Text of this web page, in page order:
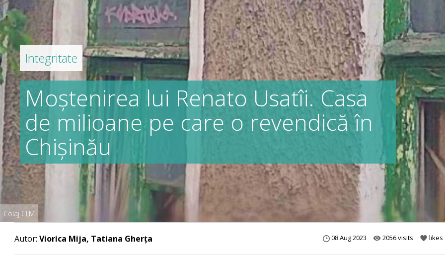
Integritate
Moștenirea lui Renato Usatîi. Casa
de milioane pe care o revendică în
Chișinău
Colaj CIJM
Autor:Viorica Mija, Tatiana Gherța 08 Aug 2023 remove_red_eye 2056 visits favorite likes